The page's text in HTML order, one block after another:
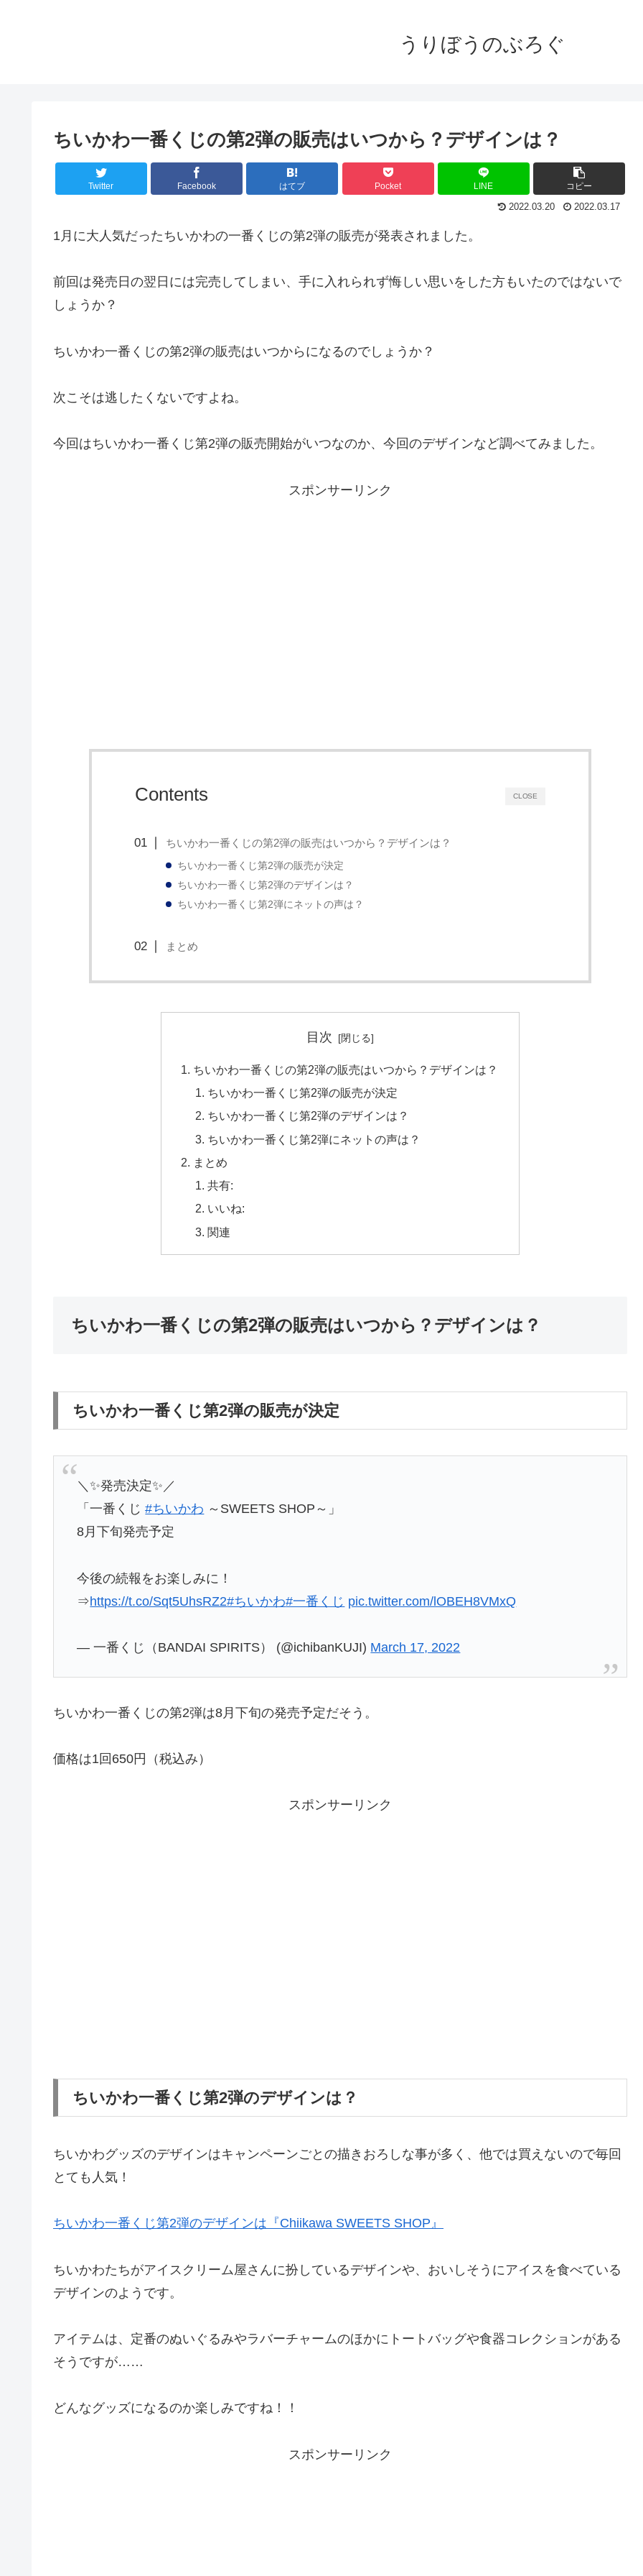
うりぼうのぶろぐ
ちいかわ一番くじの第2弾の販売はいつから？デザインは？
Twitter Facebook はてブ Pocket LINE コピー
2022.03.20 2022.03.17
1月に大人気だったちいかわの一番くじの第2弾の販売が発表されました。
前回は発売日の翌日には完売してしまい、手に入れられず悔しい思いをした方もいたのではないで
しょうか？
ちいかわ一番くじの第2弾の販売はいつからになるのでしょうか？
次こそは逃したくないですよね。
今回はちいかわ一番くじ第2弾の販売開始がいつなのか、今回のデザインなど調べてみました。
スポンサーリンク
CLOSE
Contents
ちいかわ一番くじの第2弾の販売はいつから？デザインは？
ちいかわ一番くじ第2弾の販売が決定
ちいかわ一番くじ第2弾のデザインは？
ちいかわ一番くじ第2弾にネットの声は？
まとめ
目次
ちいかわ一番くじの第2弾の販売はいつから？デザインは？
ちいかわ一番くじ第2弾の販売が決定
ちいかわ一番くじ第2弾のデザインは？
ちいかわ一番くじ第2弾にネットの声は？
まとめ
共有:
いいね:
関連
ちいかわ一番くじの第2弾の販売はいつから？デザインは？
ちいかわ一番くじ第2弾の販売が決定
＼✨発売決定✨／
「一番くじ#ちいかわ ～SWEETS SHOP～」
8月下旬発売予定
今後の続報をお楽しみに！
⇒https://t.co/Sqt5UhsRZ2#ちいかわ#一番くじ pic.twitter.com/lOBEH8VMxQ
— 一番くじ（BANDAI SPIRITS） (@ichibanKUJI) March 17, 2022
ちいかわ一番くじの第2弾は8月下旬の発売予定だそう。
価格は1回650円（税込み）
スポンサーリンク
ちいかわ一番くじ第2弾のデザインは？
ちいかわグッズのデザインはキャンペーンごとの描きおろしな事が多く、他では買えないので毎回
とても人気！
ちいかわ一番くじ第2弾のデザインは『Chiikawa SWEETS SHOP』
ちいかわたちがアイスクリーム屋さんに扮しているデザインや、おいしそうにアイスを食べている
デザインのようです。
アイテムは、定番のぬいぐるみやラバーチャームのほかにトートバッグや食器コレクションがある
そうですが……
どんなグッズになるのか楽しみですね！！
スポンサーリンク